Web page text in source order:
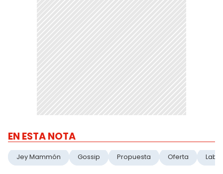
EN ESTA NOTA
Jey Mammón Gossip Propuesta Oferta